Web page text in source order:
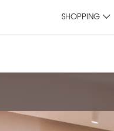
SHOPPING